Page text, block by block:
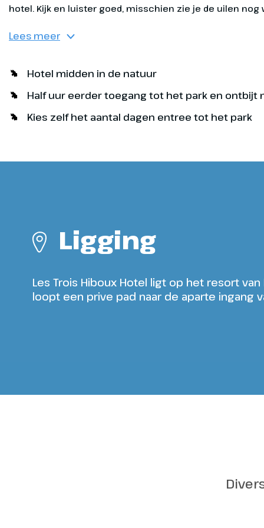
Lees meer
Hotel midden in de natuur
Half uur eerder toegang tot het park en ontbijt
Kies zelf het aantal dagen entree tot het park
Ligging
Les Trois Hiboux Hotel ligt op het resort
loopt een prive pad naar de aparte ingang
Parc Astérix - La Trace du Hourra
Bewonder de piramides en
andere Egyptische
Vaar mee op een